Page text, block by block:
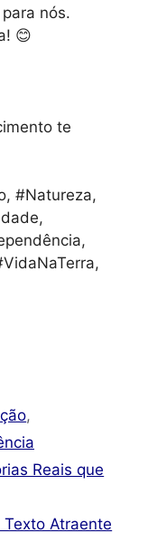
nós.
😊
te
#Natureza,
,
Reais que
Atraente